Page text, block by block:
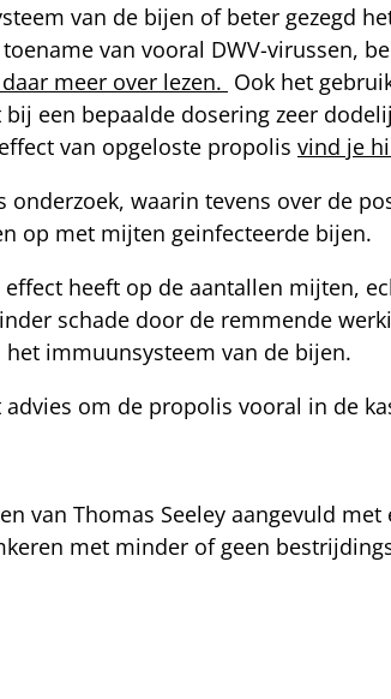
van de bijen of beter gezegd
van vooral DWV-virussen,
meer over lezen. Ook het
een bepaalde dosering zeer
van opgeloste propolis vind je
onderzoek, waarin tevens over de
op met mijten geinfecteerde bijen.
heeft op de aantallen mijten,
schade door de remmende
immuunsysteem van de bijen.
om de propolis vooral in de
van Thomas Seeley aangevuld
met minder of geen